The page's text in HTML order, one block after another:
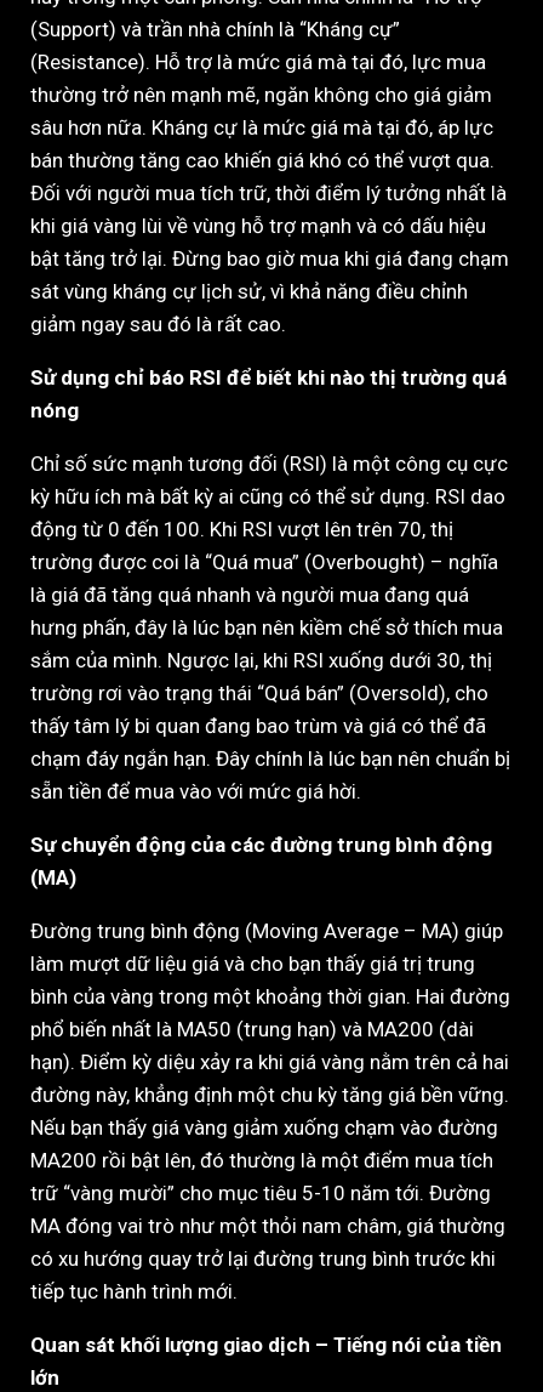
(Support) và trần nhà chính là “Kháng cự”
(Resistance). Hỗ trợ là mức giá mà tại đó, lực mua
thường trở nên mạnh mẽ, ngăn không cho giá giảm
sâu hơn nữa. Kháng cự là mức giá mà tại đó, áp lực
bán thường tăng cao khiến giá khó có thể vượt qua.
Đối với người mua tích trữ, thời điểm lý tưởng nhất là
khi giá vàng lùi về vùng hỗ trợ mạnh và có dấu hiệu
bật tăng trở lại. Đừng bao giờ mua khi giá đang chạm
sát vùng kháng cự lịch sử, vì khả năng điều chỉnh
giảm ngay sau đó là rất cao.
Sử dụng chỉ báo RSI để biết khi nào thị trường quá
nóng
Chỉ số sức mạnh tương đối (RSI) là một công cụ cực
kỳ hữu ích mà bất kỳ ai cũng có thể sử dụng. RSI dao
động từ 0 đến 100. Khi RSI vượt lên trên 70, thị
trường được coi là “Quá mua” (Overbought) – nghĩa
là giá đã tăng quá nhanh và người mua đang quá
hưng phấn, đây là lúc bạn nên kiềm chế sở thích mua
sắm của mình. Ngược lại, khi RSI xuống dưới 30, thị
trường rơi vào trạng thái “Quá bán” (Oversold), cho
thấy tâm lý bi quan đang bao trùm và giá có thể đã
chạm đáy ngắn hạn. Đây chính là lúc bạn nên chuẩn bị
sẵn tiền để mua vào với mức giá hời.
Sự chuyển động của các đường trung bình động
(MA)
Đường trung bình động (Moving Average – MA) giúp
làm mượt dữ liệu giá và cho bạn thấy giá trị trung
bình của vàng trong một khoảng thời gian. Hai đường
phổ biến nhất là MA50 (trung hạn) và MA200 (dài
hạn). Điểm kỳ diệu xảy ra khi giá vàng nằm trên cả hai
đường này, khẳng định một chu kỳ tăng giá bền vững.
Nếu bạn thấy giá vàng giảm xuống chạm vào đường
MA200 rồi bật lên, đó thường là một điểm mua tích
trữ “vàng mười” cho mục tiêu 5-10 năm tới. Đường
MA đóng vai trò như một thỏi nam châm, giá thường
có xu hướng quay trở lại đường trung bình trước khi
tiếp tục hành trình mới.
Quan sát khối lượng giao dịch – Tiếng nói của tiền
lớn